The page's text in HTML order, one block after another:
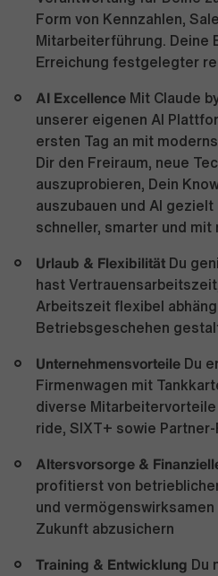
Form von Kennzahlen,
Mitarbeiterführung. Deine
Erreichung festgelegter
AI Excellence Mit Claude
unserer eigenen AI
ersten Tag an mit
Dir den Freiraum, neue
auszuprobieren, Dein
auszubauen und AI
schneller, smarter und mit
Urlaub & Flexibilität Du
hast
Arbeitszeit flexibel
Betriebsgeschehen
Unternehmensvorteile Du
Firmenwagen mit
diverse Mitarbeitervorteile
ride, SIXT+ sowie
Altersvorsorge &
profitierst von
und
Zukunft abzusichern
Training & Entwicklung Du